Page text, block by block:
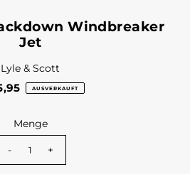
Windbreaker
Jet
Lyle & Scott
AUSVERKAUFT
Menge
- +